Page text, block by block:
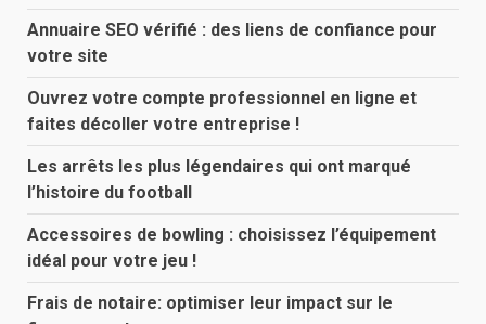
Annuaire SEO vérifié : des liens de confiance pour
votre site
Ouvrez votre compte professionnel en ligne et
faites décoller votre entreprise !
Les arrêts les plus légendaires qui ont marqué
l’histoire du football
Accessoires de bowling : choisissez l’équipement
idéal pour votre jeu !
Frais de notaire: optimiser leur impact sur le